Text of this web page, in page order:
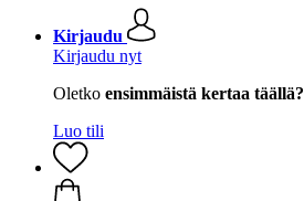
Kirjaudu
Kirjaudu nyt
Oletko ensimmäistä kertaa täällä?
Luo tili